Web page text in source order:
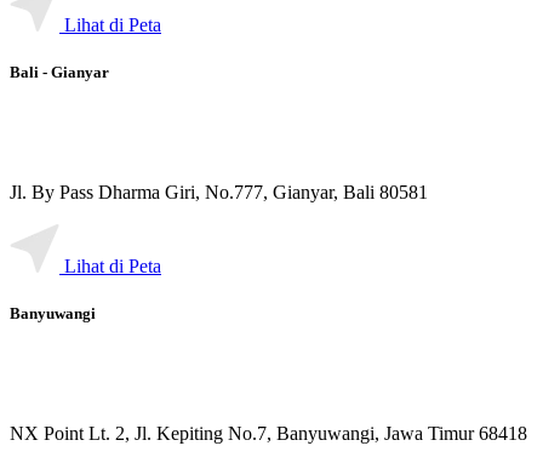
Lihat di Peta
Bali - Gianyar
Jl. By Pass Dharma Giri, No.777, Gianyar, Bali 80581
Lihat di Peta
Banyuwangi
NX Point Lt. 2, Jl. Kepiting No.7, Banyuwangi, Jawa Timur 68418